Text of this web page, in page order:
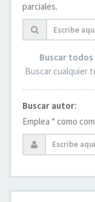
parciales.
Buscar
Buscar cualquier
Buscar autor:
Emplea * como